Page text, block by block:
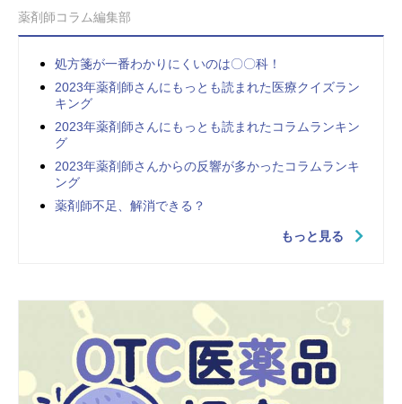
薬剤師コラム編集部
処方箋が一番わかりにくいのは〇〇科！
2023年薬剤師さんにもっとも読まれた医療クイズラン
キング
2023年薬剤師さんにもっとも読まれたコラムランキン
グ
2023年薬剤師さんからの反響が多かったコラムランキ
ング
薬剤師不足、解消できる？
もっと見る